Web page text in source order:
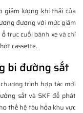
giảm lượng khí thải của
đương với mức giảm
trục cuối bánh xe và chỉ
cassette.
bi đường sắt
trình hợp tác mới
sắt và SKF để phát
thế hệ tàu hỏa khu vực